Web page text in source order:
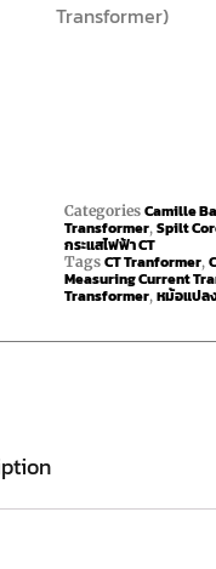
Transformer)
Categories Camille
Transformer,Spilt
กระแสไฟฟ้า CT
Tags CT Tranformer,
Measuring Current
Transformer,หม้อแปล